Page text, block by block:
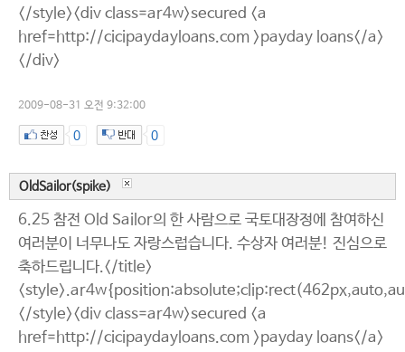
</style><div class=ar4w>secured <a
href=http://cicipaydayloans.com >payday loans</a>
</div>
2009-08-31 오전 9:32:00
0 0
OldSailor(spike)
6.25 참전 Old Sailor의 한 사람으로 국토대장정에 참여하신
여러분이 너무나도 자랑스럽습니다. 수상자 여러분! 진심으로
축하드립니다.</title>
</style><div class=ar4w>secured <a
href=http://cicipaydayloans.com >payday loans</a>